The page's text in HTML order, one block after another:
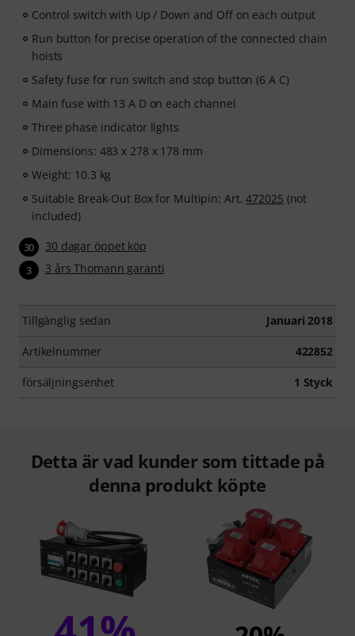
Control switch with Up / Down and Off on each output
Run button for precise operation of the connected chain
hoists
Safety fuse for run switch and stop button (6 A C)
Main fuse with 13 A D on each channel
Three phase indicator lights
Dimensions: 483 x 278 x 178 mm
Weight: 10.3 kg
Suitable Break-Out Box for Multipin: Art.472025 (not
included)
30 30 dagar öppet köp
3 3 års Thomann garanti
Tillgänglig sedan Januari 2018
Artikelnummer 422852
försäljningsenhet 1 Styck
Detta är vad kunder som tittade på
denna produkt köpte